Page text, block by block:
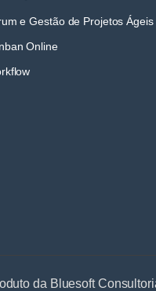
e Gestão de Projetos Ágeis
Online
da Bluesoft